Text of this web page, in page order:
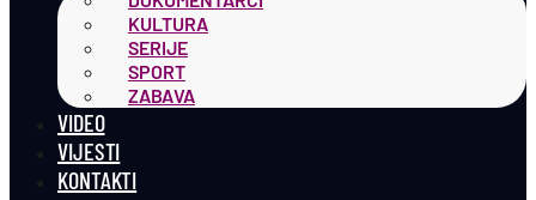
KULTURA
SERIJE
SPORT
ZABAVA
VIDEO
VIJESTI
KONTAKTI